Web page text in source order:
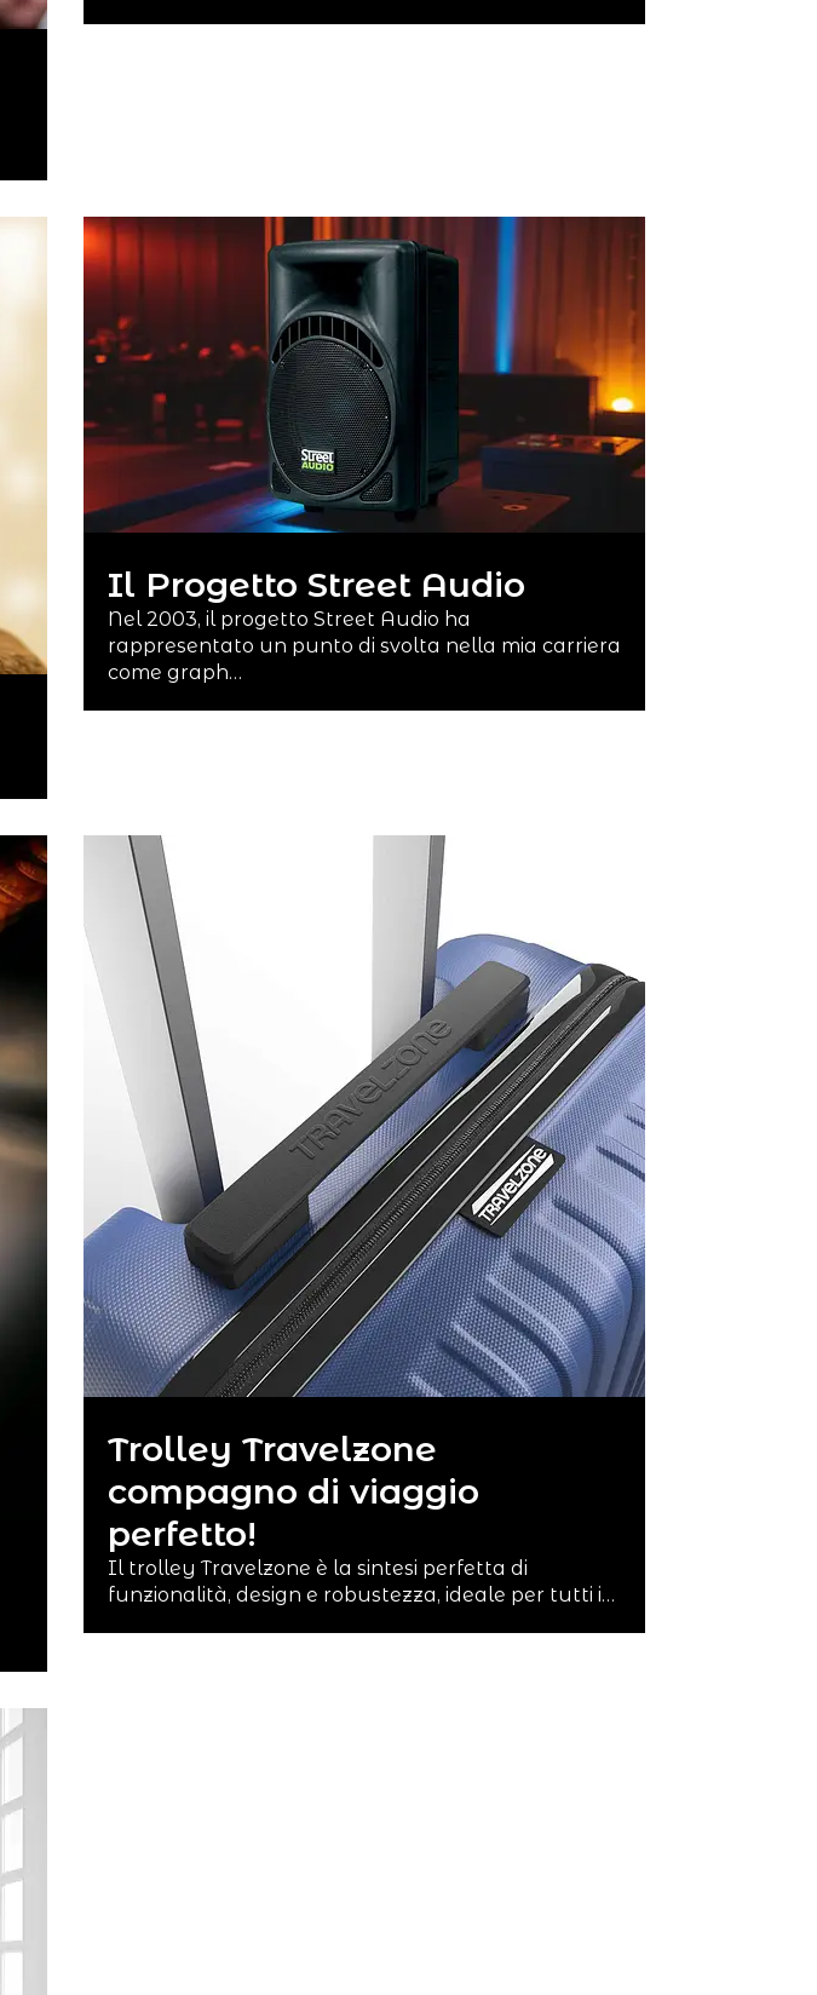
Il Progetto Street Audio
Nel 2003, il progetto Street Audio ha
rappresentato un punto di svolta nella mia carriera
come graph…
Trolley Travelzone
compagno di viaggio
perfetto!
Il trolley Travelzone è la sintesi perfetta di
funzionalità, design e robustezza, ideale per tutti i…